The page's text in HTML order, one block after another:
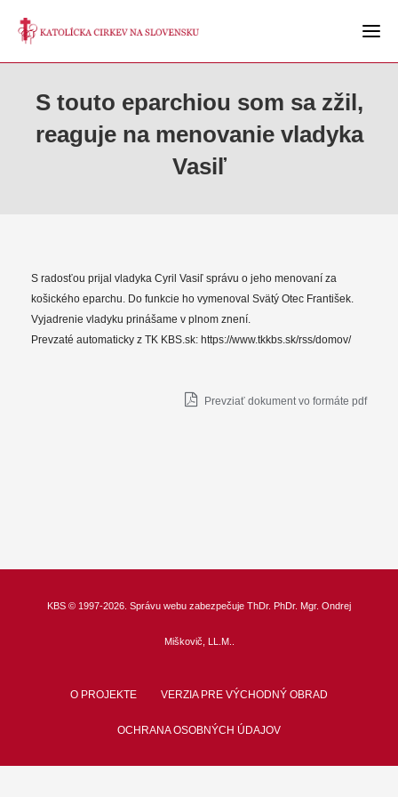
S touto eparchiou som sa zžil,
reaguje na menovanie vladyka
Vasiľ
S radosťou prijal vladyka Cyril Vasiľ správu o jeho menovaní za
košického eparchu. Do funkcie ho vymenoval Svätý Otec František.
Vyjadrenie vladyku prinášame v plnom znení.
Prevzaté automaticky z TK KBS.sk: https://www.tkkbs.sk/rss/domov/
Prevziať dokument vo formáte pdf
KBS © 1997-2026. Správu webu zabezpečuje ThDr. PhDr. Mgr. Ondrej
Miškovič, LL.M.
O PROJEKTE VERZIA PRE VÝCHODNÝ OBRAD
OCHRANA OSOBNÝCH ÚDAJOV